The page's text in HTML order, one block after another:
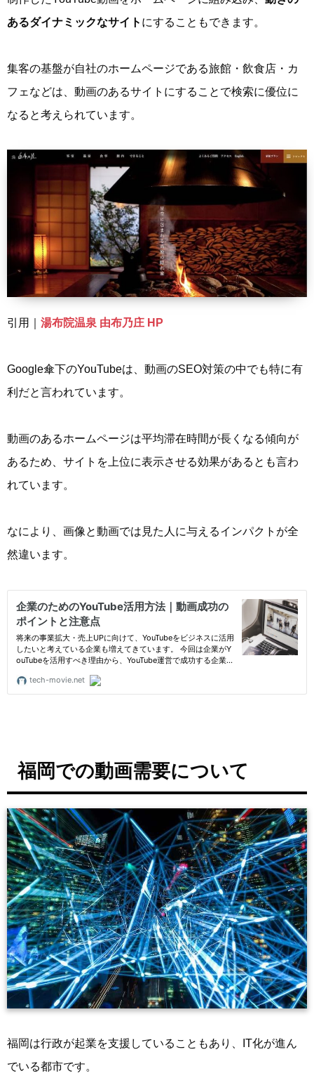
あるダイナミックなサイト にすることもできます。
集客の基盤が自社のホームページである旅館・飲食店・カ
フェなどは、動画のあるサイトにすることで検索に優位に
なると考えられています。
引用｜ 湯布院温泉 由布乃庄 HP
Google傘下のYouTubeは、動画のSEO対策の中でも特に有
利だと言われています。
動画のあるホームページは平均滞在時間が長くなる傾向が
あるため、サイトを上位に表示させる効果があるとも言わ
れています。
なにより、画像と動画では見た人に与えるインパクトが全
然違います。
福岡での動画需要について
福岡は行政が起業を支援していることもあり、IT化が進ん
でいる都市です。